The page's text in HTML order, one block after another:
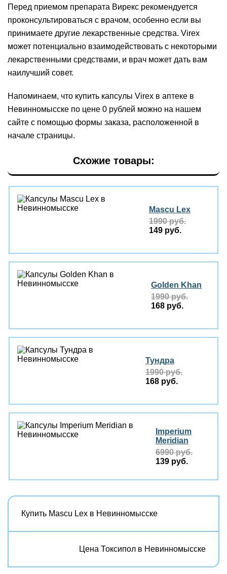
Перед приемом препарата Вирекс рекомендуется
проконсультироваться с врачом, особенно если вы
принимаете другие лекарственные средства. Virex
может потенциально взаимодействовать с некоторыми
лекарственными средствами, и врач может дать вам
наилучший совет.
Напоминаем, что купить капсулы Virex в аптеке в
Невинномысске по цене 0 рублей можно на нашем
сайте с помощью формы заказа, расположенной в
начале страницы.
Схожие товары:
Mascu Lex
1990 руб.
149 руб.
Golden Khan
1990 руб.
168 руб.
Тундра
1990 руб.
168 руб.
Imperium
Meridian
6990 руб.
139 руб.
Купить Mascu Lex в Невинномысске
Цена Токсипол в Невинномысске